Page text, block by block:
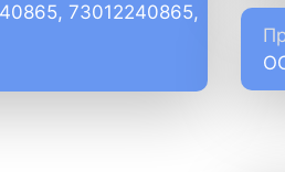
73012240865,